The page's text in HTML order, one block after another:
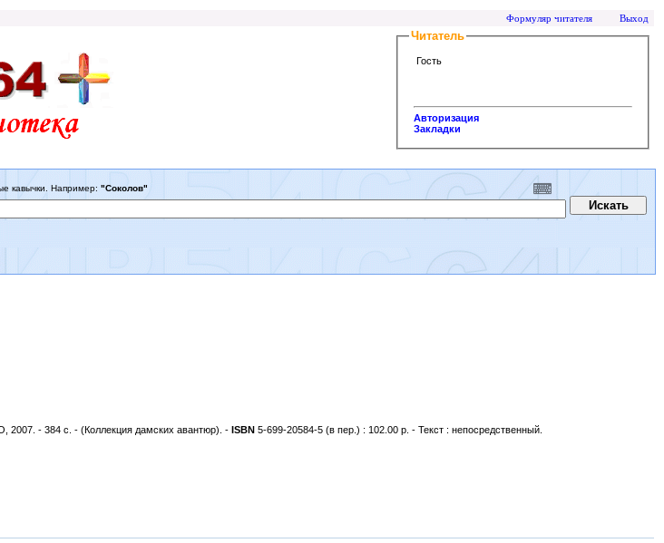
Формуляр читателя Выход
Читатель
Гость
Авторизация
Закладки
кавычки. Например: "Соколов"
- 384 с. - (Коллекция дамских авантюр). - ISBN 5-699-20584-5 (в пер.) : 102.00 р. - Текст : непосредственный.